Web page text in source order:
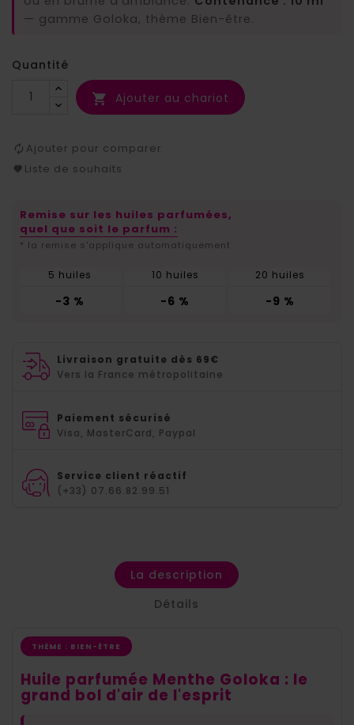
— gamme Goloka, thème Bien-être.
Quantité
 Ajouter au chariot
Ajouter pour comparer
Liste de souhaits
Remise sur les huiles parfumées,
quel que soit le parfum :
* la remise s'applique automatiquement
5 huiles
-3 %
10 huiles
-6 %
20 huiles
-9 %
Livraison gratuite dès 69€
Vers la France métropolitaine
Paiement sécurisé
Visa, MasterCard, Paypal
Service client réactif
(+33) 07.66.82.99.51
La description
Détails
THÈME : BIEN-ÊTRE
Huile parfumée Menthe Goloka : le
grand bol d'air de l'esprit